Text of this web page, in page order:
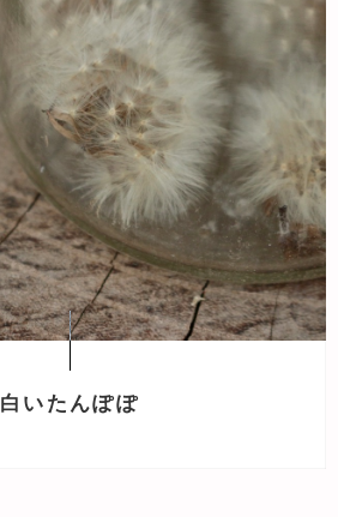
白いたんぽぽ